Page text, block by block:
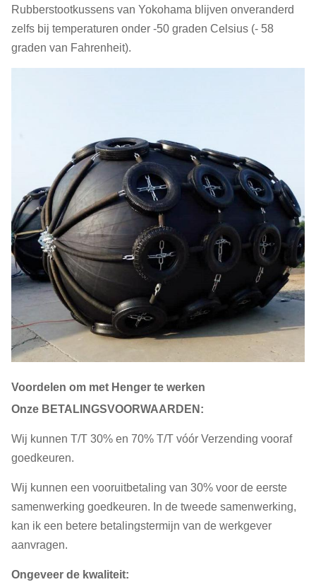
Rubberstootkussens van Yokohama blijven onveranderd
zelfs bij temperaturen onder -50 graden Celsius (- 58
graden van Fahrenheit).
Voordelen om met Henger te werken
Onze BETALINGSVOORWAARDEN:
Wij kunnen T/T 30% en 70% T/T vóór Verzending vooraf
goedkeuren.
Wij kunnen een vooruitbetaling van 30% voor de eerste
samenwerking goedkeuren. In de tweede samenwerking,
kan ik een betere betalingstermijn van de werkgever
aanvragen.
Ongeveer de kwaliteit: